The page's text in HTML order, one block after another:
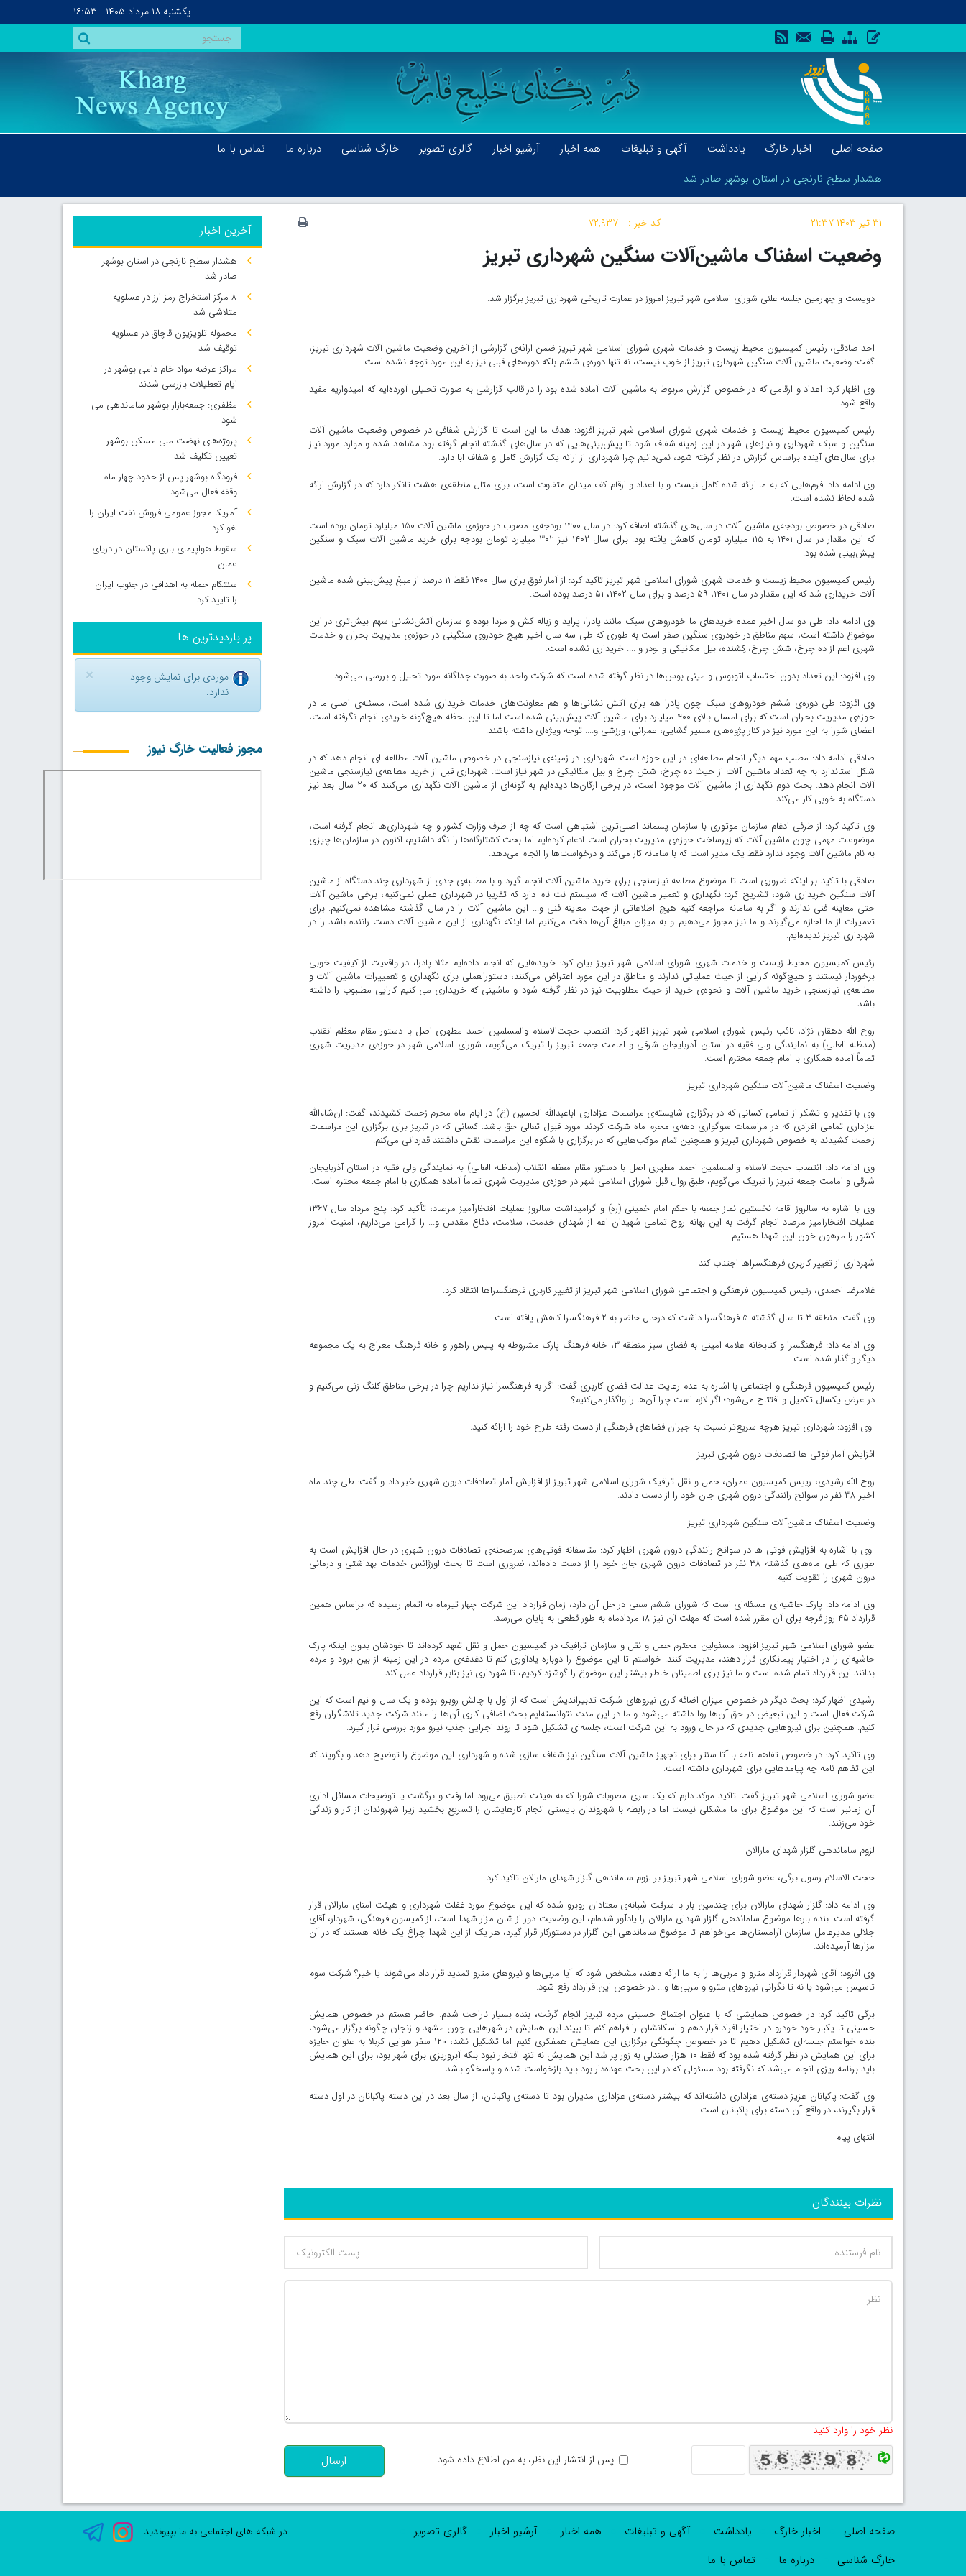
یکشنبه ۱۸ مرداد ۱۴۰۵ ۱۶:۵۳
صفحه اصلی اخبار خارگ یادداشت آگهی و تبلیغات همه اخبار آرشیو اخبار گالری تصویر خارگ شناسی درباره ما
تماس با ما
هشدار سطح نارنجی در استان بوشهر صادر شد
هشدار سطح نارنجی در استان بوشهر صادر شد
کد خبر : ۷۲,۹۳۷ ۳۱ تیر ۱۴۰۳ ۲۱:۳۷
وضعیت اسفناک ماشین‌آلات سنگین شهرداری تبریز
دویست و چهارمین جلسه علنی شورای اسلامی شهر تبریز امروز در عمارت تاریخی شهرداری تبریز برگزار شد.
احد صادقی، رئیس کمیسیون محیط زیست و خدمات شهری شورای اسلامی شهر تبریز ضمن ارائه‌ی گزارشی از آخرین وضعیت ماشین آلات شهرداری تبریز،
گفت: وضعیت ماشین آلات سنگین شهرداری تبریز از خوب نیست، نه تنها دوره‌ی ششم بلکه‌ دوره‌های قبلی نیز به این مورد توجه نشده است.
وی اظهار کرد: اعداد و ارقامی که در خصوص گزارش مربوط به ماشین آلات آماده شده بود را در قالب گزارشی به صورت تحلیلی آورده‌ایم که امیدواریم مفید
واقع شود.
رئیس کمیسیون محیط زیست و خدمات شهری شورای اسلامی شهر تبریز افزود: هدف ما این است تا گزارش شفافی در خصوص وضعیت ماشین آلات
سنگین و سبک شهرداری و نیازهای شهر در این زمینه شفاف شود تا پیش‌بینی‌هایی که در سال‌های گذشته انجام گرفته بود مشاهد شده و موارد مورد نیاز
برای سال‌های آینده براساس گزارش در نظر گرفته شود، نمی‌دانیم چرا شهرداری از ارائه‌ یک گزارش کامل و شفاف ابا دارد.
وی ادامه داد: فرم‌هایی که به ما ارائه شده کامل نیست و با اعداد و ارقام کف میدان متفاوت است، برای مثال منطقه‌ی هشت تانکر دارد که در گزارش ارائه
شده لحاظ نشده است.
صادقی در خصوص بودجه‌ی ماشین آلات در سال‌های گذشته اضافه کرد: در سال ۱۴۰۰ بودجه‌ی مصوب در حوزه‌ی ماشین آلات ۱۵۰ میلیارد تومان بوده است
که این مقدار در سال ۱۴۰۱ به ۱۱۵ میلیارد تومان کاهش یافته بود. برای سال ۱۴۰۲ نیز ۳۰۲ میلیارد تومان بودجه برای خرید ماشین آلات سبک و سنگین
پیش‌بینی شده بود.
رئیس کمیسیون محیط زیست و خدمات شهری شورای اسلامی شهر تبریز تاکید کرد: از آمار فوق برای سال ۱۴۰۰ فقط ۱۱ درصد از مبلغ پیش‌بینی شده ماشین
آلات خریداری شد که این مقدار در سال ۱۴۰۱، ۵۹ درصد و برای سال ۱۴۰۲، ۵۱ درصد بوده است.
وی ادامه داد: طی دو سال اخیر عمده‌ خریدهای ما خودروهای سبک مانند پادرا، پراید و زباله کش و مزدا بوده و سازمان آتش‌نشانی سهم بیش‌تری در این
موضوع داشته است، سهم مناطق در خودروی سنگین صفر است به طوری که طی سه سال اخیر هیچ خودروی سنگینی در حوزه‌ی مدیریت بحران و خدمات
شهری اعم از ده چرخ، شش چرخ، کِشنده، بیل مکانیکی و لودر و .... خریداری نشده است.
وی‌ افزود: این تعداد بدون احتساب اتوبوس و مینی بوس‌ها در نظر گرفته شده است که شرکت واحد به صورت جداگانه مورد تحلیل و بررسی می‌شود.
وی افزود: طی دوره‌ی ششم خودروهای سبک چون پادرا هم برای آتش نشانی‌ها و هم معاونت‌های خدمات خریداری شده است، مسئله‌ی اصلی ما در
حوزه‌ی مدیریت بحران است که برای امسال بالای ۴۰۰ میلیارد برای ماشین آلات پیش‌بینی شده است اما تا این لحظه هیچ‌گونه خریدی انجام نگرفته است،
اعضای شورا به این مورد نیز در کنار پژوه‌های مسیر گشایی، عمرانی، ورزشی و.... توجه ویژه‌ای داشته باشند.
صادقی ادامه داد: مطلب مهم دیگر انجام مطالعه‌ای در این حوزه است. شهرداری در زمینه‌ی نیازسنجی در خصوص ماشین آلات مطالعه ای انجام دهد که در
شکل استاندارد به چه تعداد ماشین آلات از حیث ده چرخ، شش چرخ و بیل مکانیکی در شهر نیاز است. شهرداری قبل از خرید مطالعه‌ی نیازسنجی ماشین
آلات انجام دهد. بحث دوم نگهداری از ماشین آلات موجود است، در برخی ارگان‌ها دیده‌ایم به گونه‌ای از ماشین آلات نگهداری می‌کنند که ۲۰ سال بعد نیز
دستگاه به خوبی کار می‌کند.
وی تاکید کرد: از طرفی ادغام سازمان موتوری با سازمان پسماند اصلی‌ترین اشتباهی است که چه از طرف وزارت کشور و چه شهرداری‌ها انجام گرفته است،
موضوعات مهمی چون ماشین آلات که زیرساخت حوزه‌ی مدیریت بحران است ادغام کرده‌ایم اما بحث کشتارگاه‌ها را نگه داشتیم، اکنون در سازمان‌ها چیزی
به نام ماشین آلات وجود ندارد فقط یک مدیر است که با سامانه کار می‌کند و درخواست‌ها را انجام می‌دهد.
صادقی با تاکید بر اینکه ضروری است تا موضوع مطالعه نیازسنجی برای خرید ماشین آلات انجام گیرد و با مطالبه‌ی جدی از شهرداری چند دستگاه از ماشین‌
آلات سنگین خریداری شود، تشریح کرد: نگهداری و تعمیر ماشین آلات که سیستم نت نام دارد که تقریبا در شهرداری عملی نمی‌کنیم، برخی ماشین آلات
حتی معاینه فنی ندارند و اگر به سامانه‌ مراجعه کنیم هیچ اطلاعاتی از جهت معاینه فنی و... این ماشین آلات را در سال گذشته مشاهده نمی‌کنیم. برای
تعمیرات از ما اجازه می‌گیرند و ما نیز مجوز می‌دهیم و به میزان مبالغ آن‌ها دقت می‌کنیم اما اینکه نگهداری از این ماشین آلات دست راننده باشد را در
شهرداری تبریز ندیده‌ایم.
رئیس کمیسیون محیط زیست و خدمات شهری شورای اسلامی شهر تبریز بیان کرد: خریدهایی که انجام داده‌ایم مثلا پادرا، در واقعیت از کیفیت خوبی
برخوردار نیستند و هیچ‌گونه کارایی از حیث عملیاتی ندارند و مناطق در این مورد اعتراض می‌کنند، دستورالعملی برای نگهداری و تعمییرات ماشین آلات و
مطالعه‌ی نیازسنجی خرید ماشین آلات و نحوه‌ی خرید از حیث مطلوبیت نیز در نظر گرفته شود و ماشینی که خریداری می کنیم کارایی مطلبوب را داشته
باشد.
روح الله دهقان نژاد، نائب رئیس شورای اسلامی شهر تبریز اظهار کرد: انتصاب حجت‌الاسلام والمسلمین احمد مطهری اصل با دستور مقام معظم انقلاب
(مدظله العالی) به نمایندگی ولی فقیه در استان آذربایجان شرقی و امامت جمعه تبریز را تبریک می‌گویم، شورای اسلامی شهر در حوزه‌ی مدیریت شهری
تماماً آماده همکاری با امام جمعه محترم است.
وضعیت اسفناک ماشین‌آلات سنگین شهرداری تبریز
وی با تقدیر و تشکر از تمامی کسانی که در برگزاری شایسته‌ی مراسمات عزاداری اباعبدالله الحسین (ع) در ایام ماه محرم زحمت کشیدند، گفت: ان‌شاءالله
عزاداری تمامی افرادی که در مراسمات سوگواری دهه‌ی محرم ماه شرکت کردند مورد قبول تعالی حق باشد. کسانی که در تبریز برای برگزاری این مراسمات
زحمت کشیدند به خصوص شهرداری تبریز و همچنین تمام موکب‌هایی که در برگزاری با شکوه این مراسمات نقش داشتند قدردانی می‌کنم.
وی ادامه داد: انتصاب حجت‌الاسلام والمسلمین احمد مطهری اصل با دستور مقام معظم انقلاب (مدظله العالی) به نمایندگی ولی فقیه در استان آذربایجان
شرقی و امامت جمعه تبریز را تبریک می‌گویم، طبق روال قبل شورای اسلامی شهر در حوزه‌ی مدیریت شهری تماماً آماده همکاری با امام جمعه محترم است.
وی با اشاره به سالروز اقامه نخستین نماز جمعه با حکم امام خمینی (ره) و گرامیداشت سالروز عملیات افتخارآمیز مرصاد، تأکید کرد: پنج مرداد سال ۱۳۶۷
عملیات افتخارآمیز مرصاد انجام گرفت به این بهانه روح تمامی شهیدان اعم از شهدای خدمت، سلامت، دفاع مقدس و... را گرامی می‌داریم، امنیت امروز
کشور را مرهون خون این شهدا هستیم.
شهرداری از تغییر کاربری فرهنگسراها اجتناب کند
غلامرضا احمدی، رئیس کمیسیون فرهنگی و اجتماعی شورای اسلامی شهر تبریز از تغییر کاربری فرهنگسراها انتقاد کرد.
وی گفت: منطقه ۳ تا سال گذشته ۵ فرهنگسرا داشت که درحال حاضر به ۲ فرهنگسرا کاهش یافته است.
وی ادامه داد: فرهنگسرا و کتابخانه علامه امینی به فضای سبز منطقه ۳، خانه فرهنگ پارک مشروطه به پلیس راهور و خانه فرهنگ معراج به یک مجموعه
دیگر واگذار شده است.
رئیس کمیسیون فرهنگی و اجتماعی با اشاره به عدم رعایت عدالت فضای کاربری گفت: اگر به فرهنگسرا نیاز نداریم چرا در برخی مناطق کلنگ زنی می‌کنیم و
در عرض یکسال تکمیل و افتتاح می‌شود؛ اگر لازم است چرا آن‌ها را واگذار می‌کنیم؟
وی افزود: شهرداری تبریز هرچه سریع‌تر نسبت به جبران فضاهای فرهنگی از دست رفته طرح خود را ارائه کنید.
افزایش آمار فوتی ها تصادفات درون شهری تبریز
روح الله رشیدی، رییس کمیسیون عمران، حمل و نقل ترافیک شورای اسلامی شهر تبریز از افزایش آمار تصادفات درون شهری خبر داد و گفت: طی چند ماه
اخیر ۳۸ نفر در سوانح رانندگی درون شهری جان خود را از دست دادند.
وضعیت اسفناک ماشین‌آلات سنگین شهرداری تبریز
وی با اشاره به افزایش فوتی ها در سوانح رانندگی درون شهری اظهار کرد: متاسفانه فوتی‌های سرصحنه‌ی تصادفات درون شهری در حال افزایش است به
طوری که طی ماه‌های گذشته ۳۸ نفر در تصادفات درون شهری جان خود را از دست داده‌اند، ضروری است تا بحث اورژانس خدمات بهداشتی و درمانی
درون شهری را تقویت کنیم.
وی ادامه داد: پارک حاشیه‌ای مسئله‌ای است که شورای ششم سعی در حل آن دارد، زمان قرارداد این شرکت چهار تیرماه به اتمام رسیده که براساس همین
قرارداد ۴۵ روز فرجه برای آن مقرر شده است که مهلت آن نیز ۱۸ مردادماه به طور قطعی به پایان می‌رسد.
عضو شورای اسلامی شهر تبریز افزود: مسئولین محترم حمل و نقل و سازمان ترافیک در کمیسیون حمل و نقل تعهد کرده‌اند تا خودشان بدون اینکه پارک
حاشیه‌ای را در اختیار پیمانکاری قرار دهند، مدیریت کنند. خواستم تا این موضوع را دوباره یادآوری کنم تا دغدغه‌ی مردم در این زمینه از بین برود و مردم
بدانند این قرارداد تمام شده است و ما نیز برای اطمینان خاطر بیشتر این موضوع را گوشزد کردیم، تا شهرداری نیز بنابر قرارداد عمل کند.
رشیدی اظهار کرد: بحث دیگر در خصوص میزان اضافه کاری نیروهای شرکت تدبیراندیش است که از اول با چالش روبرو بوده و یک سال و نیم است که این
شرکت فعال است و این تبعیض در حق آن‌ها روا داشته می‌شود و ما در این مدت نتوانسته‌ایم بحث اضافی کاری آن‌ها را مانند شرکت جدید تلاشگران رفع
کنیم. همچنین برای نیروهایی جدیدی که در حال ورود به این شرکت است، جلسه‌ای تشکیل شود تا روند اجرایی جذب نیرو مورد بررسی قرار گیرد.
وی تاکید کرد: در خصوص تفاهم نامه با آتا سنتر برای تجهیز ماشین آلات سنگین نیز شفاف سازی شده و شهرداری این موضوع را توضیح دهد و بگویند که
این تفاهم نامه چه پیامدهایی برای شهرداری داشته است.
عضو شورای اسلامی شهر تبریز گفت: تاکید موکد دارم که یک سری مصوبات شورا که به هیئت تطبیق می‌رود اما رفت و برگشت یا توضیحات مسائل اداری
آن زمانبر است که این موضوع برای ما مشکلی نیست اما در رابطه با شهروندان بایستی انجام کارهایشان را تسریع بخشید زیرا شهروندان از کار و زندگی
خود می‌زنند.
لزوم ساماندهی گلزار شهدای مارالان
حجت الاسلام رسول برگی، عضو شورای اسلامی شهر تبریز بر لزوم ساماندهی گلزار شهدای مارالان تاکید کرد.
وی ادامه داد: گلزار شهدای مارالان برای چندمین بار با سرقت‌ شبانه‌ی معتادان روبرو شده که این موضوع مورد غفلت شهرداری و هیئت امنای مارالان قرار
گرفته است. بنده بارها موضوع ساماندهی گلزار شهدای مارالان را یادآور شده‌ام، این وضعیت دور از شان مزار شهدا است، از کمیسون فرهنگی، شهردار، آقای
جلالی مدیرعامل سازمان آرامستان‌ها می‌خواهم تا موضوع ساماندهی این گلزار در دستورکار قرار گیرد، هر یک از این شهدا چراغ یک خانه هستند که در آن
مزارها آرمیده‌اند.
وی افزود: آقای شهردار قرارداد مترو و مربی‌ها را به ما ارائه دهند، مشخص شود که آیا مربی‌ها و نیروهای مترو تمدید قرار داد می‌شوند یا خیر؟ شرکت سوم
تاسیس می‌شود یا نه تا نگرانی نیروهای مترو و مربی‌ها و... در خصوص این قرارداد رفع شود.
برگی تاکید کرد: در خصوص همایشی که با عنوان اجتماع حسینی مردم تبریز انجام گرفت، بنده بسیار ناراحت شدم. حاضر هستم در خصوص همایش
حسینی تا یکبار خود خودرو در اختیار افراد قرار دهم و اسکانشان را فراهم کنم تا ببیند این همایش در شهرهایی چون مشهد و زنجان چگونه برگزار می‌شود،
بنده خواستم جلسه‌ای تشکیل دهیم تا در خصوص چگونگی برگزاری این همایش همفکری کنیم اما تشکیل نشد، ۱۲۰ سفر هوایی کربلا به عنوان جایزه
برای این همایش در نظر گرفته شده بود که فقط ۱۰ هزار صندلی به زور پر شد این همایش نه تنها افتخار نبود بلکه آبروریزی برای شهر بود، برای این همایش
باید برنامه ریزی انجام می‌شد که نگرفته‌ بود مسئولی که در این بحث عهده‌دار بود باید بازخواست شده و پاسخگو باشد.
وی گفت: پاکبانان عزیز دسته‌ی عزاداری‌ داشته‌اند که بیشتر دسته‌ی عزاداری‌ مدیران بود تا دسته‌ی پاکبانان، از سال بعد در این دسته پاکبانان در اول دسته
قرار بگیرند، در واقع آن دسته‌ برای پاکبانان است.
انتهای پیام
نظرات بینندگان
نظر خود را وارد کنید
پس از انتشار این نظر، به من اطلاع داده شود.
ارسال
آخرین اخبار
هشدار سطح نارنجی در استان بوشهر
صادر شد
۸ مرکز استخراج رمز ارز در عسلویه
متلاشی شد
محموله تلویزیون قاچاق در عسلویه
توقیف شد
مراکز عرضه مواد خام دامی بوشهر در
ایام تعطیلات بازرسی شدند
مظفری: جمعه‌بازار بوشهر ساماندهی می‌
شود
پروژه‌های نهضت ملی مسکن بوشهر
تعیین تکلیف شد
فرودگاه بوشهر پس از حدود چهار ماه
وقفه فعال می‌شود
آمریکا مجوز عمومی فروش نفت ایران را
لغو کرد
سقوط هواپیمای باری پاکستان در دریای
عمان
سنتکام حمله به اهدافی در جنوب ایران
را تایید کرد
پر بازدیدترین ها
×
موردی برای نمایش وجود
ندارد.
مجوز فعالیت خارگ نیوز
صفحه اصلی اخبار خارگ یادداشت آگهی و تبلیغات همه اخبار آرشیو اخبار
گالری تصویر
خارگ شناسی
درباره ما تماس با ما
در شبکه های اجتماعی به ما بپیوندید